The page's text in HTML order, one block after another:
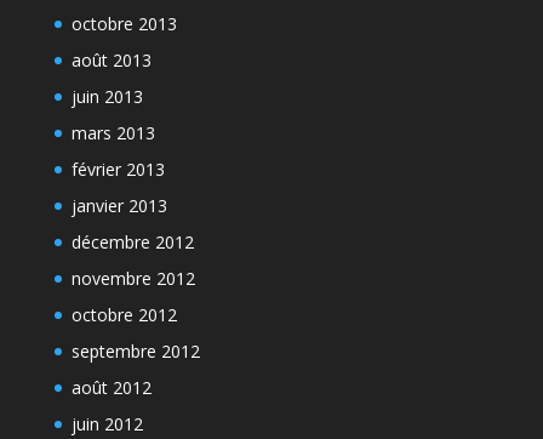
octobre 2013
août 2013
juin 2013
mars 2013
février 2013
janvier 2013
décembre 2012
novembre 2012
octobre 2012
septembre 2012
août 2012
juin 2012